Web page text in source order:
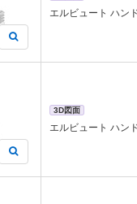
エルビュート ハン
3D図面
エルビュート ハン